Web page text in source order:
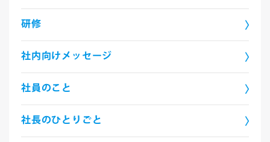
研修
社内向けメッセージ
社員のこと
社長のひとりごと